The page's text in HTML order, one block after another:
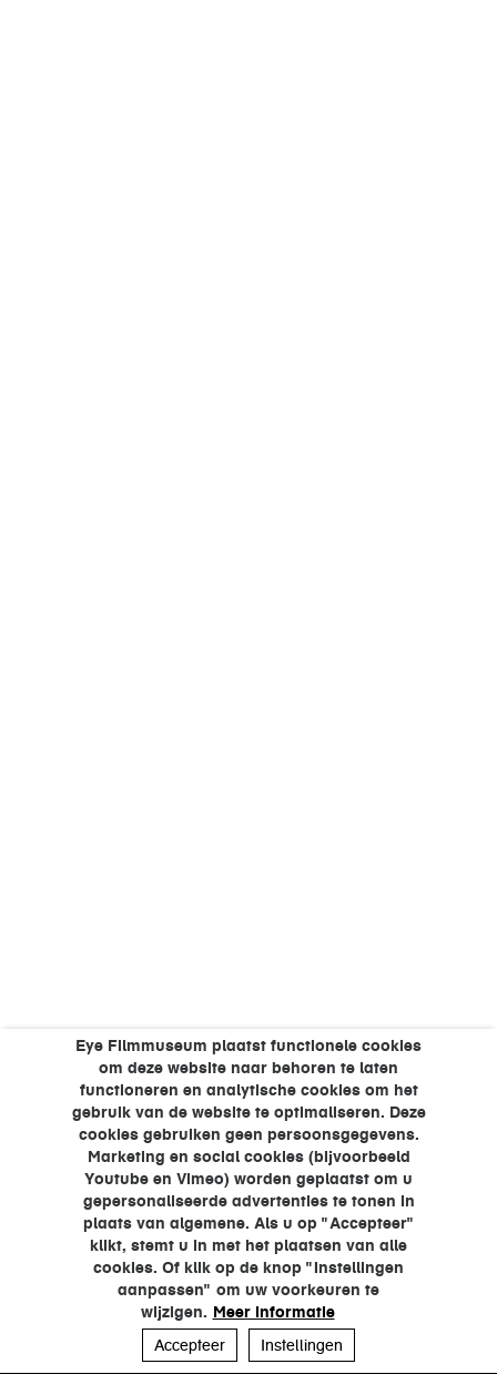
Eye Filmmuseum plaatst functionele cookies
om deze website naar behoren te laten
functioneren en analytische cookies om het
gebruik van de website te optimaliseren. Deze
cookies gebruiken geen persoonsgegevens.
Marketing en social cookies (bijvoorbeeld
Youtube en Vimeo) worden geplaatst om u
gepersonaliseerde advertenties te tonen in
plaats van algemene. Als u op "Accepteer"
klikt, stemt u in met het plaatsen van alle
cookies. Of klik op de knop "Instellingen
aanpassen" om uw voorkeuren te
wijzigen. Meer informatie
Accepteer
Instellingen